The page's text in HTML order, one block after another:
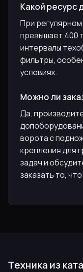
Какой ресурс
При
превышает 400
интервалы
фильтры,
условиях.
Можно ли
Да,
ворота с
крепления для
задач и
заказать то,
Техника из